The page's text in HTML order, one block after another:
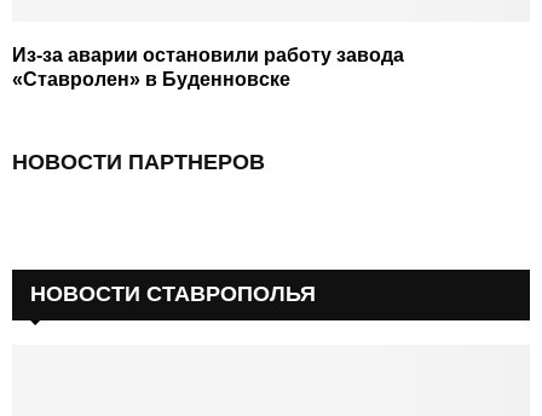
Из-за аварии остановили работу завода
«Ставролен» в Буденновске
НОВОСТИ ПАРТНЕРОВ
НОВОСТИ СТАВРОПОЛЬЯ